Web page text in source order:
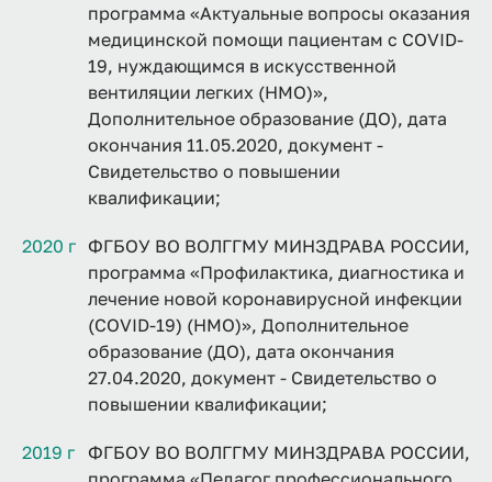
программа «Актуальные вопросы оказания
медицинской помощи пациентам с COVID-
19, нуждающимся в искусственной
вентиляции легких (НМО)»,
Дополнительное образование (ДО), дата
окончания 11.05.2020, документ -
Свидетельство о повышении
квалификации;
2020 г ФГБОУ ВО ВОЛГГМУ МИНЗДРАВА РОССИИ,
программа «Профилактика, диагностика и
лечение новой коронавирусной инфекции
(COVID-19) (НМО)», Дополнительное
образование (ДО), дата окончания
27.04.2020, документ - Свидетельство о
повышении квалификации;
2019 г
ФГБОУ ВО ВОЛГГМУ МИНЗДРАВА РОССИИ,